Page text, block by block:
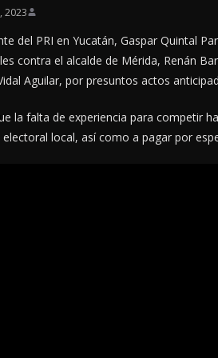
2023
del PRI en Yucatán, Gaspar Quintal
contra el alcalde de Mérida, Renán
Aguilar, por presuntos actos
la falta de experiencia para competir
local, así como a pagar por